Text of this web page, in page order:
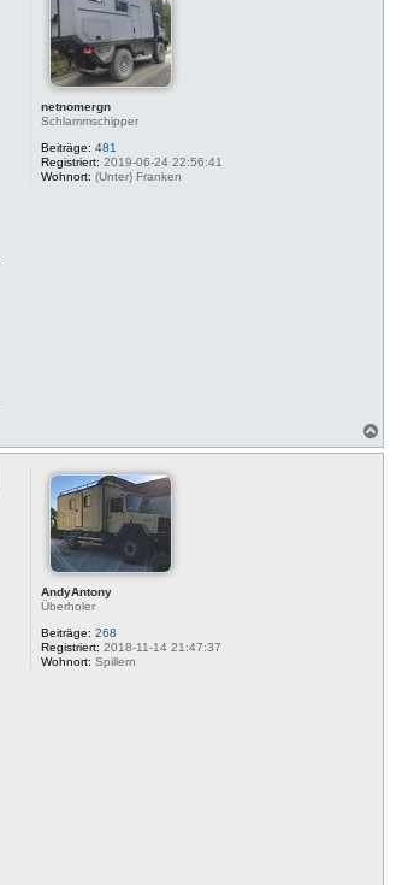
netnomergn
Schlammschipper
Beiträge: 481
Registriert: 2019-06-24 22:56:41
Wohnort: (Unter) Franken
a
AndyAntony
Überholer
Beiträge: 268
Registriert: 2018-11-14 21:47:37
Wohnort: Spillern